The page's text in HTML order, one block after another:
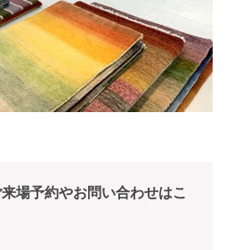
場予約やお問い合わせはこ